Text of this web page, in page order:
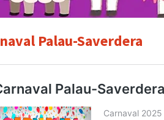
Palau-Saverdera